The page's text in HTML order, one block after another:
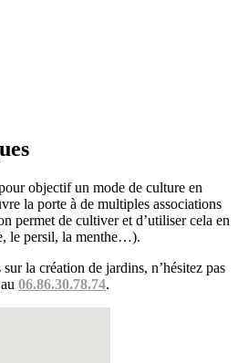
objectif un mode de culture en
la porte à de multiples associations
permet de cultiver et d’utiliser cela en
le persil, la menthe…).
la création de jardins, n’hésitez pas
06.86.30.78.74.